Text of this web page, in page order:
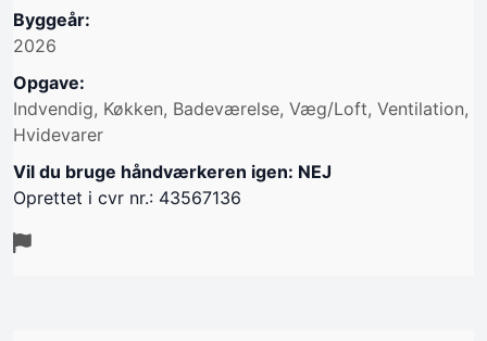
Byggeår:
2026
Opgave:
Indvendig, Køkken, Badeværelse, Væg/Loft, Ventilation,
Hvidevarer
Vil du bruge håndværkeren igen: NEJ
Oprettet i cvr nr.: 43567136